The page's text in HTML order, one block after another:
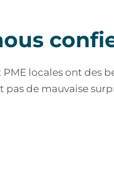
PME locales ont
pas de mauvaise